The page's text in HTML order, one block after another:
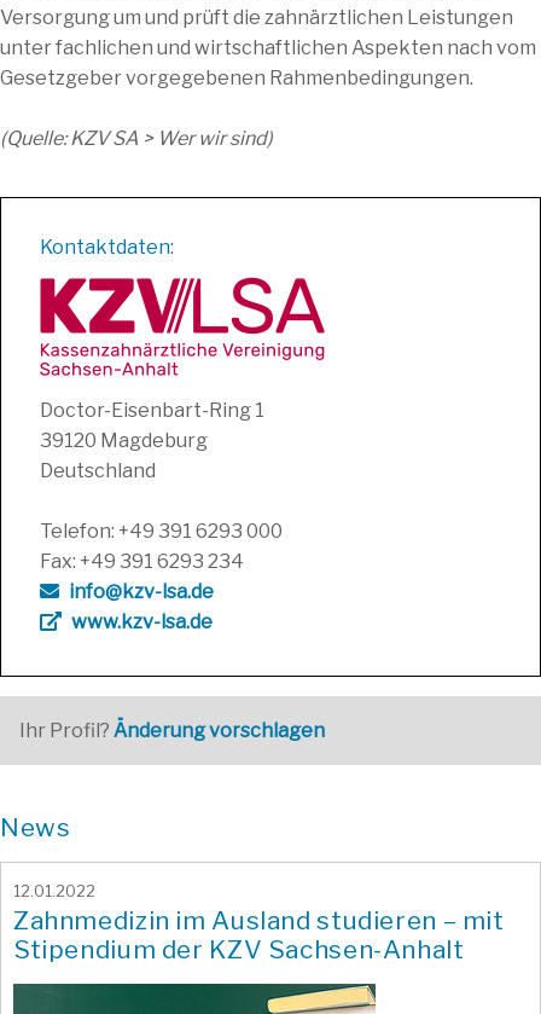
Versorgung um und prüft die zahnärztlichen Leistungen
unter fachlichen und wirtschaftlichen Aspekten nach vom
Gesetzgeber vorgegebenen Rahmenbedingungen.
(Quelle: KZV SA > Wer wir sind)
Kontaktdaten:
Doctor-Eisenbart-Ring 1
39120 Magdeburg
Deutschland
Telefon: +49 391 6293 000
Fax: +49 391 6293 234
info@kzv-lsa.de
www.kzv-lsa.de
Ihr Profil? Änderung vorschlagen
News
12.01.2022
Zahnmedizin im Ausland studieren – mit
Stipendium der KZV Sachsen-Anhalt